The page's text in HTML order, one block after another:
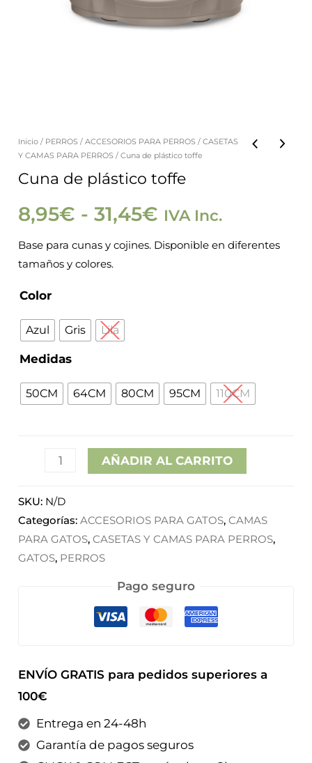
Inicio / PERROS /ACCESORIOS PARA PERROS /CASETAS
Y CAMAS PARA PERROS / Cuna de plástico toffe
Cuna de plástico toffe
8,95€ - 31,45€
Rango
de
precios:
IVA Inc.
Base para cunas y cojines. Disponible en diferentes
tamaños y colores.
Color
Azul Gris Lila
Medidas
50CM 64CM 80CM 95CM 110CM
Cuna
plástico
toffe
AÑADIR AL CARRITO
SKU: N/D
Categorías:ACCESORIOS PARA GATOS,CAMAS
PARA GATOS,CASETAS Y CAMAS PARA PERROS,
GATOS, PERROS
Pago seguro
ENVÍO GRATIS para pedidos superiores a
100€
Entrega en 24-48h
Garantía de pagos seguros